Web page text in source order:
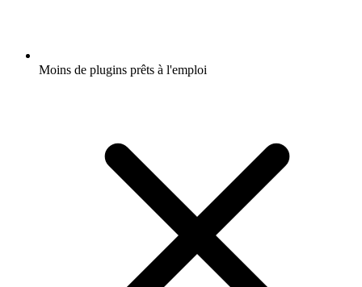
Moins de plugins prêts à l'emploi